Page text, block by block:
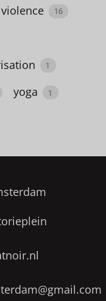
violence 16
1
yoga 1